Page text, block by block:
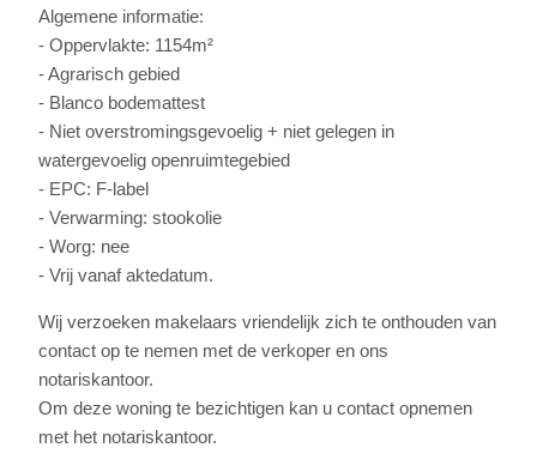
Algemene informatie:
- Oppervlakte: 1154m²
- Agrarisch gebied
- Blanco bodemattest
- Niet overstromingsgevoelig + niet gelegen in
watergevoelig openruimtegebied
- EPC: F-label
- Verwarming: stookolie
- Worg: nee
- Vrij vanaf aktedatum.
Wij verzoeken makelaars vriendelijk zich te onthouden van
contact op te nemen met de verkoper en ons
notariskantoor.
Om deze woning te bezichtigen kan u contact opnemen
met het notariskantoor.